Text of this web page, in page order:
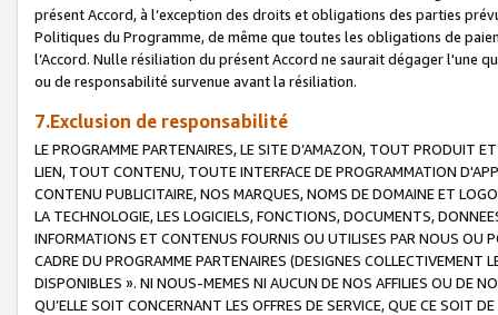
présent Accord, à l’exception des droits et obligations des parties
Politiques du Programme, de même que toutes les obligations de
l’Accord. Nulle résiliation du présent Accord ne saurait dégager l'une
ou de responsabilité survenue avant la résiliation.
7.Exclusion de responsabilité
LE PROGRAMME PARTENAIRES, LE SITE D’AMAZON, TOUT PRODUIT
LIEN, TOUT CONTENU, TOUTE INTERFACE DE PROGRAMMATION
CONTENU PUBLICITAIRE, NOS MARQUES, NOMS DE DOMAINE ET
LA TECHNOLOGIE, LES LOGICIELS, FONCTIONS, DOCUMENTS,
INFORMATIONS ET CONTENUS FOURNIS OU UTILISES PAR NOUS OU
CADRE DU PROGRAMME PARTENAIRES (DESIGNES COLLECTIVEMENT
DISPONIBLES ». NI NOUS-MEMES NI AUCUN DE NOS AFFILIES OU DE
QU’ELLE SOIT CONCERNANT LES OFFRES DE SERVICE, QUE CE SOIT